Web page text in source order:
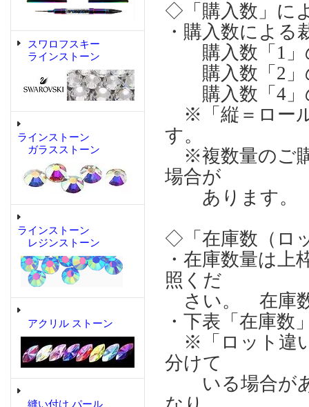
スワロフスキー
ラインストーン
ラインストーン
ガラスストーン
ラインストーン
レジンストーン
アクリル ストーン
縫い付け パール
◇「購入数」に
・購入数による
購入数「1」
購入数「2」
購入数「4」
※「縦＝ロー
す。
※複数量のご
場合が
あります。
◇「在庫数（ロ
・在庫数量は上
照くだ
さい。 在庫数
・下表「在庫
※「ロット違
分けて
いる場合があ